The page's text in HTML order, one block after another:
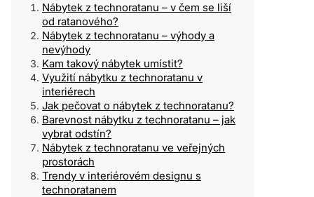
Nábytek z technoratanu – v čem se liší
od ratanového?
Nábytek z technoratanu – výhody a
nevýhody
Kam takový nábytek umístit?
Využití nábytku z technoratanu v
interiérech
Jak pečovat o nábytek z technoratanu?
Barevnost nábytku z technoratanu – jak
vybrat odstín?
Nábytek z technoratanu ve veřejných
prostorách
Trendy v interiérovém designu s
technoratanem